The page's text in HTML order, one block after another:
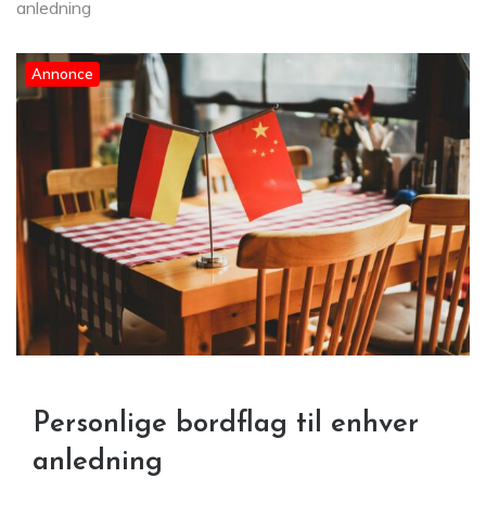
anledning
Annonce
Personlige bordflag til enhver
anledning